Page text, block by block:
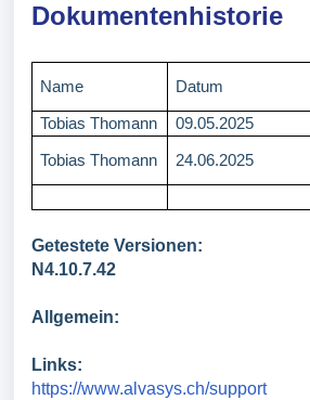
Dokumentenhistorie
Name Datum
Tobias Thomann 09.05.2025
Tobias Thomann
24.06.2025
Getestete Versionen:
N4.10.7.42
Allgemein:
Links:
https://www.alvasys.ch/support